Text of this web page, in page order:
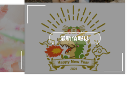
最新情報は